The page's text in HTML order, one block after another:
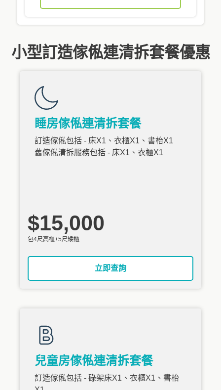
小型訂造傢俬連清拆套餐優惠
睡房傢俬連清拆套餐
訂造傢俬包括 - 床X1、衣櫃X1、書枱X1
舊傢俬清拆服務包括 - 床X1、衣櫃X1
$15,000
包4尺高櫃+5尺矮櫃
立即查詢
兒童房傢俬連清拆套餐
訂造傢俬包括 - 碌架床X1、衣櫃X1、書枱